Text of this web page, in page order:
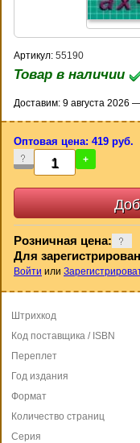
Артикул: 55190
Товар в наличии
Доставим: 9 августа 2026
Оптовая цена: 419 руб.
- +
Розничная цена:
Для
Войти или
Штрихкод
Код поставщика / ISBN
Переплет
Год издания
Формат
Количество страниц
Серия